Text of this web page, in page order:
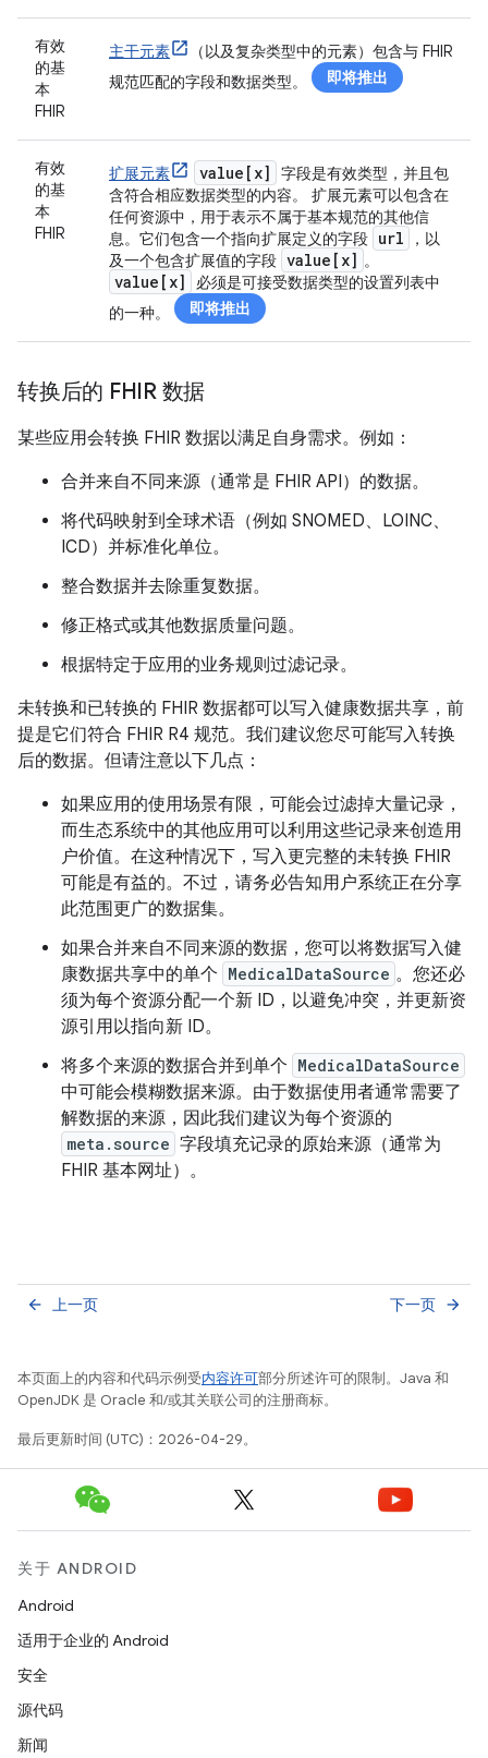
有效
的基
本
FHIR
主干元素
（以及复杂类型中的元素）包含与 FHIR
规范匹配的字段和数据类型。
即将推出
有效
的基
本
FHIR
扩展元素 value[x]
字段是有效类型，并且包
含符合相应数据类型的内容。 扩展元素可以包含在
任何资源中，用于表示不属于基本规范的其他信
息。它们包含一个指向扩展定义的字段 url
，以
及一个包含扩展值的字段 value[x] 。
value[x]
必须是可接受数据类型的设置列表中
的一种。
即将推出
转换后的 FHIR 数据
某些应用会转换 FHIR 数据以满足自身需求。例如：
合并来自不同来源（通常是 FHIR API）的数据。
将代码映射到全球术语（例如 SNOMED、LOINC、
ICD）并标准化单位。
整合数据并去除重复数据。
修正格式或其他数据质量问题。
根据特定于应用的业务规则过滤记录。
未转换和已转换的 FHIR 数据都可以写入健康数据共享，前
提是它们符合 FHIR R4 规范。我们建议您尽可能写入转换
后的数据。但请注意以下几点：
如果应用的使用场景有限，可能会过滤掉大量记录，
而生态系统中的其他应用可以利用这些记录来创造用
户价值。在这种情况下，写入更完整的未转换 FHIR
可能是有益的。不过，请务必告知用户系统正在分享
此范围更广的数据集。
如果合并来自不同来源的数据，您可以将数据写入健
康数据共享中的单个 MedicalDataSource 。您还必
须为每个资源分配一个新 ID，以避免冲突，并更新资
源引用以指向新 ID。
将多个来源的数据合并到单个 MedicalDataSource
中可能会模糊数据来源。由于数据使用者通常需要了
解数据的来源，因此我们建议为每个资源的
meta.source 字段填充记录的原始来源（通常为
FHIR 基本网址）。
上一页
arrow_back 下一页 arrow_forward
本页面上的内容和代码示例受内容许可部分所述许可的限制。Java 和
OpenJDK 是 Oracle 和/或其关联公司的注册商标。
最后更新时间 (UTC)：2026-04-29。
关于 ANDROID
Android
适用于企业的 Android
安全
源代码
新闻